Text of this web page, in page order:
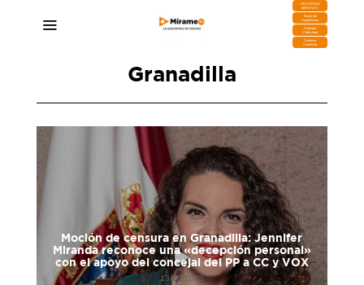
DESCARGA
MIRAPLAY
Buzón de
Sugerencias
Contratar
Publicidad
Contacto
Comercial
Granadilla
Moción de censura en Granadilla: Jennifer
Miranda reconoce una «decepción personal»
con el apoyo del concejal del PP a CC y VOX
13/03/2025